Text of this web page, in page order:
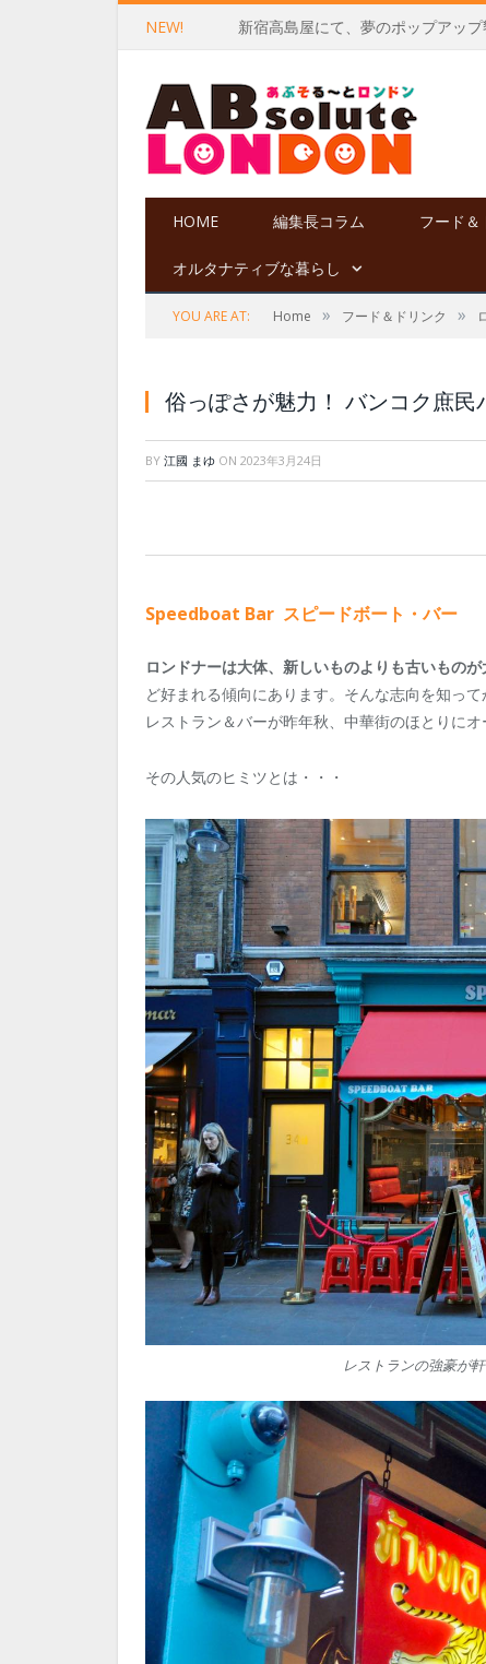
NEW!
HOME 編集長コラム フード＆
オルタナティブな暮らし
YOU ARE AT: Home » フード＆ドリンク »
俗っぽさが魅力！ バンコク庶
BY 江國 まゆ ON 2023年3月24日
Speedboat Bar スピードボート・バー
ロンドナーは大体、新しいものよりも古いものが
ど好まれる傾向にあります。そんな志向を知っ
レストラン＆バーが昨年秋、中華街のほとりに
その人気のヒミツとは・・・
レストランの強豪が